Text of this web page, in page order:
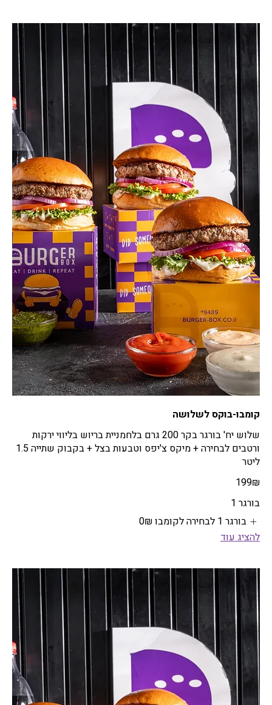
קומבו-בוקס לשלושה
שלוש יח' בורגר בקר 200 גרם בלחמניית בריוש בליווי ירקות
ורטבים לבחירה + מיקס צ'יפס וטבעות בצל + בקבוק שתייה 1.5
ליטר
‏199 ‏₪
בורגר 1
בורגר 1 לבחירה לקומבו
‏0 ‏₪
להציג עוד